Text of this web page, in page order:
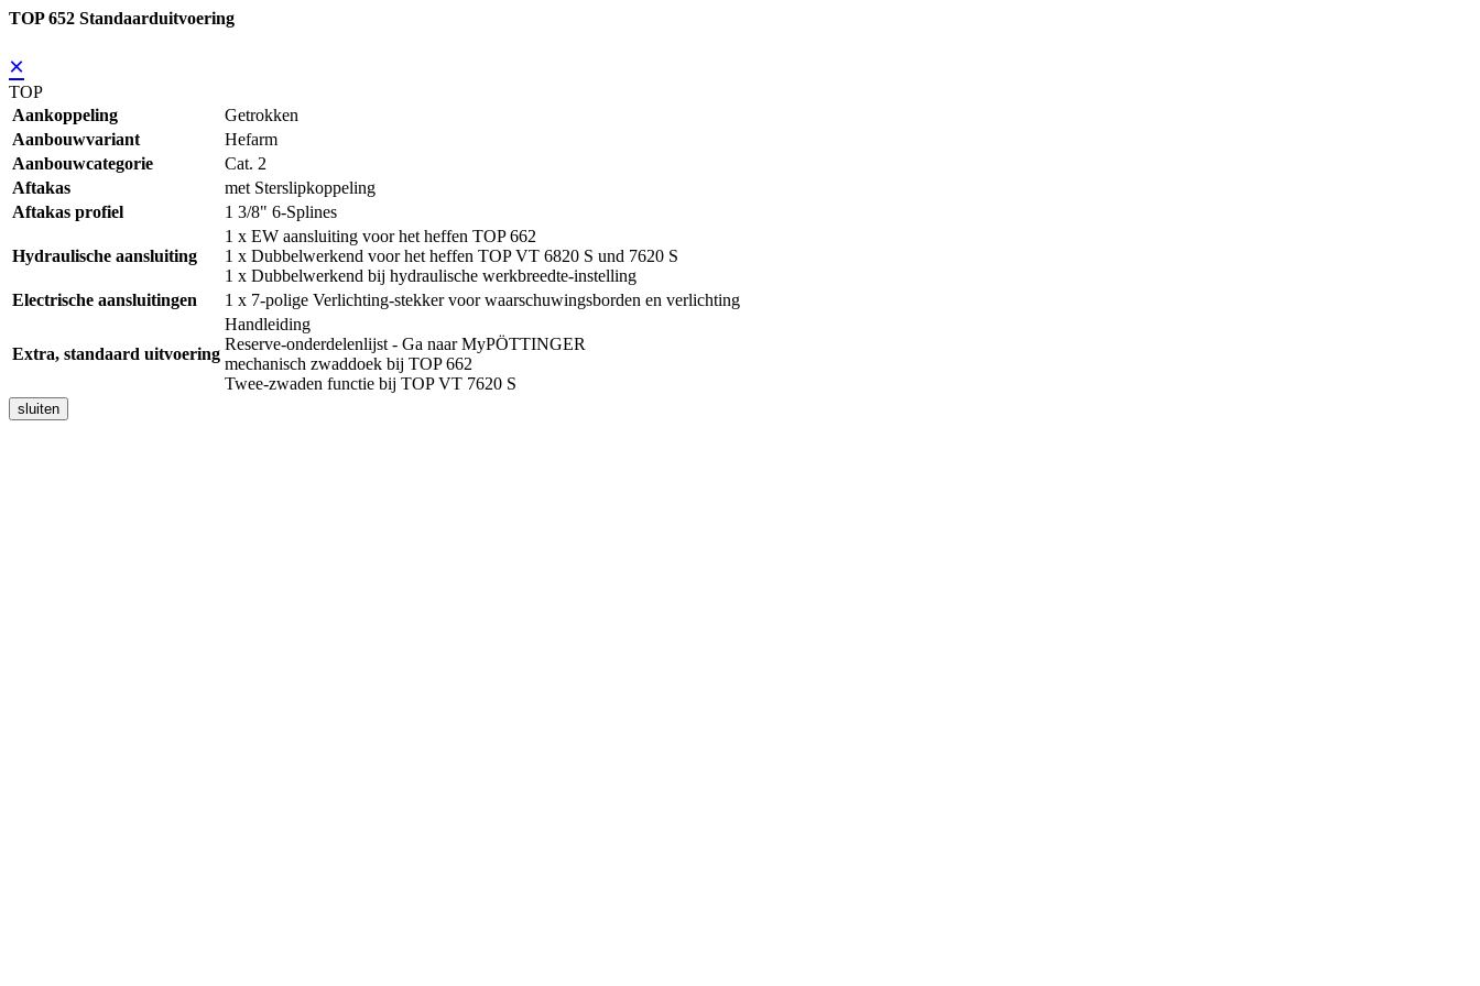
TOP 652 Standaarduitvoering
×
TOP
Aankoppeling
Getrokken
Aanbouwvariant
Hefarm
Aanbouwcategorie
Cat. 2
Aftakas
met Sterslipkoppeling
Aftakas profiel
1 3/8" 6-Splines
Hydraulische aansluiting
1 x EW aansluiting voor het heffen TOP 662
1 x Dubbelwerkend voor het heffen TOP VT 6820 S und 7620 S
1 x Dubbelwerkend bij hydraulische werkbreedte-instelling
Electrische aansluitingen
1 x 7-polige Verlichting-stekker voor waarschuwingsborden en verlichting
Extra, standaard uitvoering
Handleiding
Reserve-onderdelenlijst - Ga naar MyPÖTTINGER
mechanisch zwaddoek bij TOP 662
Twee-zwaden functie bij TOP VT 7620 S
sluiten